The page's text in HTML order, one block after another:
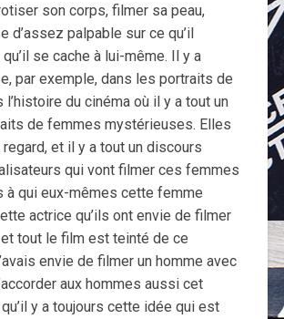
son corps, filmer sa peau,
d’assez palpable sur ce qu’il
se cache à lui-même. Il y a
par exemple, dans les portraits de
du cinéma où il y a tout un
de femmes mystérieuses. Elles
et il y a tout un discours
qui vont filmer ces femmes
à qui eux-mêmes cette femme
actrice qu’ils ont envie de filmer
tout le film est teinté de ce
envie de filmer un homme avec
aux hommes aussi cet
y a toujours cette idée qui est